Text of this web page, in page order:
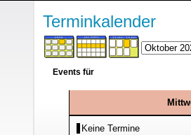
Terminkalender
Events für
Keine Termine